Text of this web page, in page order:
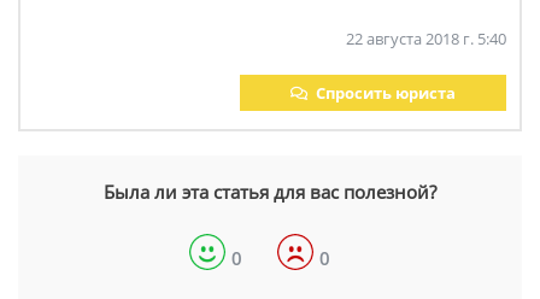
22 августа 2018 г. 5:40
Спросить юриста
Была ли эта статья для вас полезной?
0 0